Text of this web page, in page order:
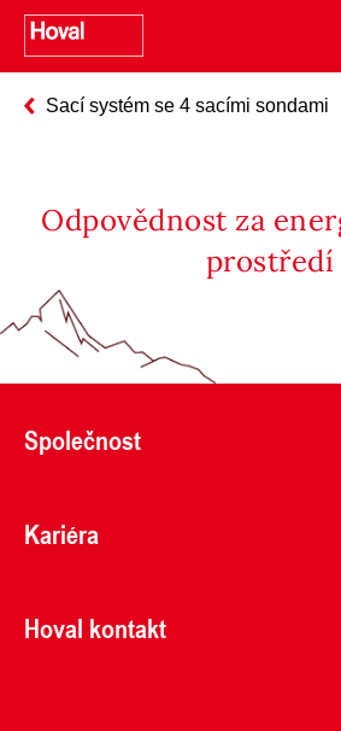
Sací systém se 4 sacími sondami
Odpovědnost za
prostředí
Společnost
Kariéra
Hoval kontakt